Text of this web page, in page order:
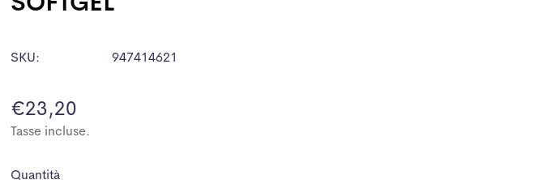
SKU: 947414621
Prezzo
normale
€23,20
Tasse incluse.
Quantità